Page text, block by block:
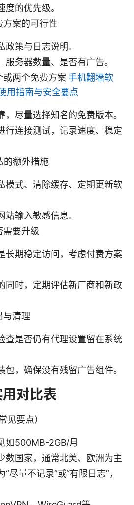
度的优先级。
方案的可行性
政策与日志说明。
服务器数量、是否有广告。
或两个免费方案 手机翻墙软
用指南与安全要点
，尽量选择知名的免费版本。
行连接测试，记录速度、稳定
的额外措施
模式、清除缓存、定期更新软
站输入敏感信息。
需要升级
长期稳定访问，考虑付费方案
同时，定期评估新厂商和新政
与清理
查是否仍有代理设置留在系统
包，确保没有残留广告组件。
对比表
见要点）
如500MB-2GB/月
数国家，通常北美、欧洲为主
“尽量不记录”或“有限日志”，